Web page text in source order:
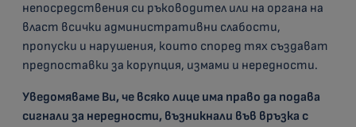
непосредствения си ръководител или на органа на
власт всички административни слабости,
пропуски и нарушения, които според тях създават
предпоставки за корупция, измами и нередности.
Уведомяваме Ви, че всяко лице има право да подава
сигнали за нередности, възникнали във връзка с